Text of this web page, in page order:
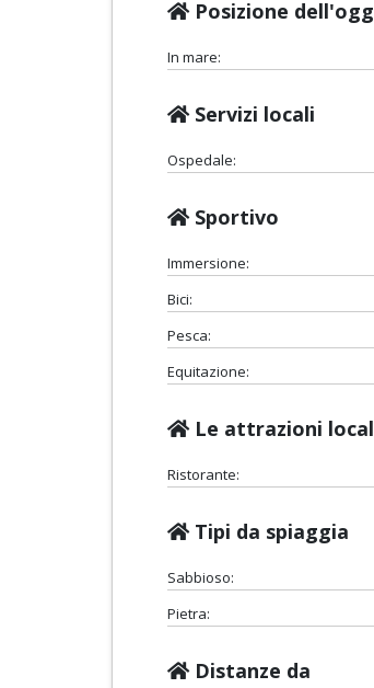
Posizione
In mare:
Servizi locali
Ospedale:
Sportivo
Immersione:
Bici:
Pesca:
Equitazione:
Le attrazioni
Ristorante:
Tipi da spiaggia
Sabbioso:
Pietra:
Distanze da